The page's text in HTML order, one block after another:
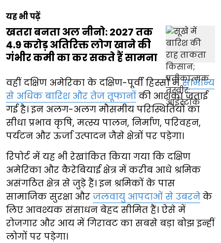
यह भी पढ़ें
खतरा बनता अल नीनो: 2027 तक
4.9 करोड़ अतिरिक्त लोग खाने की
गंभीर कमी का कर सकते हैं सामना
वहीं दक्षिण अमेरिका के दक्षिण-पूर्वी हिस्सों मेंसामान्य
से अधिक बारिश और तेज तूफानों की आशंका जताई
गई है। इन अलग-अलग मौसमीय परिस्थितियों का
सीधा प्रभाव कृषि, मत्स्य पालन, निर्माण, परिवहन,
पर्यटन और ऊर्जा उत्पादन जैसे क्षेत्रों पर पड़ेगा।
रिपोर्ट में यह भी रेखांकित किया गया कि दक्षिण
अमेरिका और कैरेबियाई क्षेत्र में करीब आधे श्रमिक
असंगठित क्षेत्र से जुड़े हैं। इन श्रमिकों के पास
सामाजिक सुरक्षा और जलवायु आपदाओं से उबरने के
लिए आवश्यक संसाधन बेहद सीमित हैं। ऐसे में
रोजगार और आय में गिरावट का सबसे बड़ा बोझ इन्हीं
लोगों पर पड़ेगा।